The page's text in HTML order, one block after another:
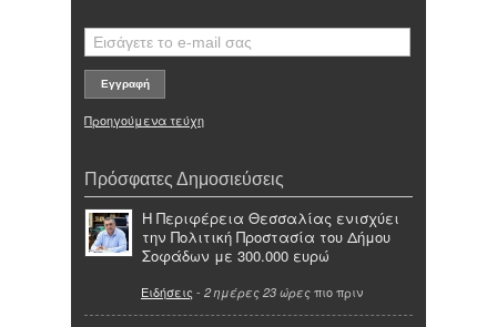
Προηγούμενα τεύχη
Πρόσφατες Δημοσιεύσεις
Η Περιφέρεια Θεσσαλίας ενισχύει
την Πολιτική Προστασία του Δήμου
Σοφάδων με 300.000 ευρώ
Ειδήσεις - 2 ημέρες 23 ώρες πιο πριν